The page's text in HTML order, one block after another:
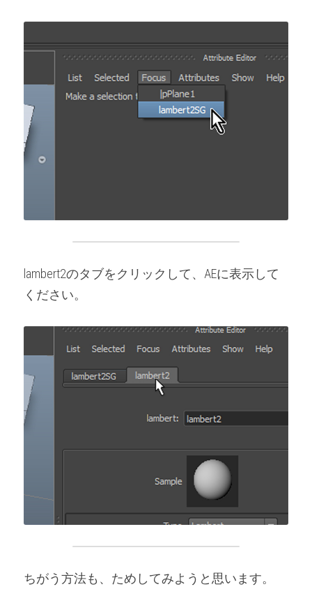
lambert2のタブをクリックして、AEに表示して
ください。
ちがう方法も、ためしてみようと思います。